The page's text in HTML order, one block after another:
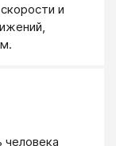
и
человека